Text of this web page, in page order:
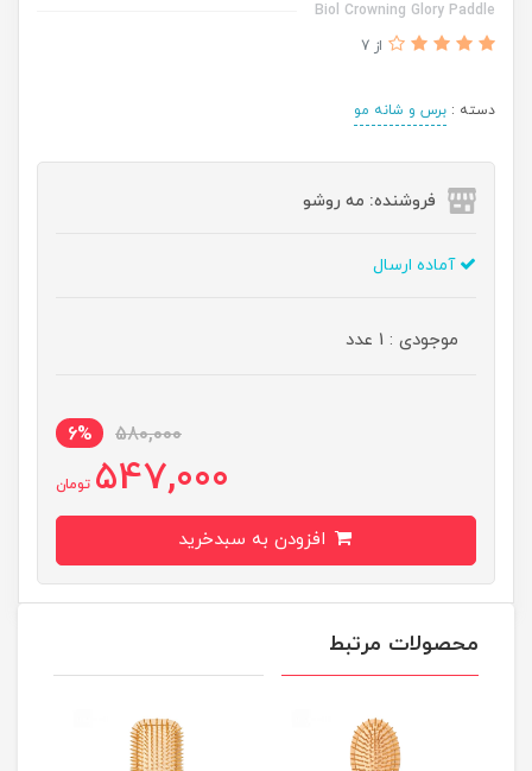
Biol Crowning Glory Paddle
از 7
دسته : برس و شانه مو
فروشنده: مه رو‌شو
آماده ارسال
موجودی : 1 عدد
580,000
6%
547,000 تومان
محصولات مرتبط